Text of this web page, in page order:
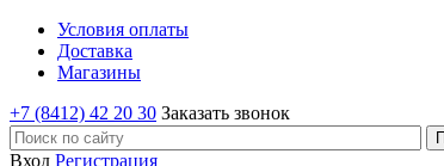
Условия оплаты
Доставка
Магазины
+7 (8412) 42 20 30 Заказать звонок
Вход Регистрация